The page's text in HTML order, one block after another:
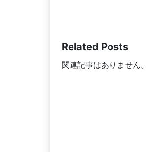
Related Posts
関連記事はありません。